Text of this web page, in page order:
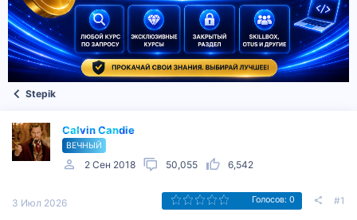
Stepik
Calvin Candie
ВЕЧНЫЙ
2 Сен 2018 50,055 6,542
3 Июл 2026 Голосов: 0 #1